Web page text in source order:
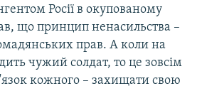
Росії в окупованому
що принцип ненасильства –
прав. А коли на
чужий солдат, то це зовсім
кожного – захищати свою